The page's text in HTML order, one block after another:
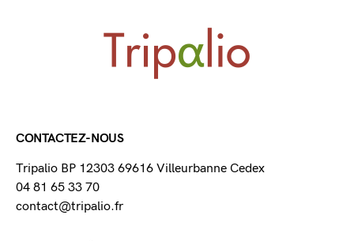
CONTACTEZ-NOUS
Tripalio BP 12303 69616 Villeurbanne Cedex
04 81 65 33 70
contact@tripalio.fr